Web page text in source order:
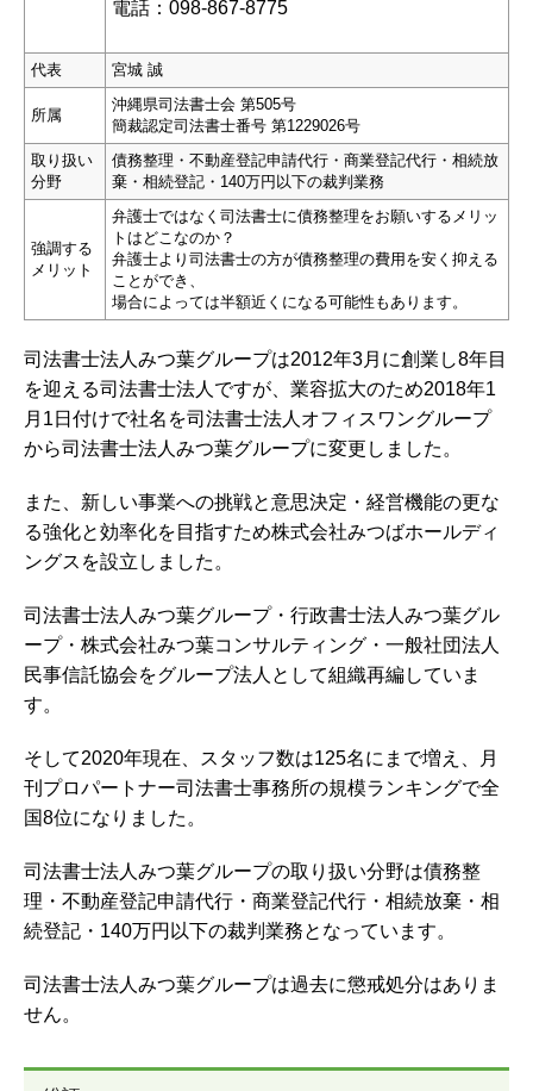
電話：098-867-8775
代表 宮城 誠
所属
沖縄県司法書士会 第505号
簡裁認定司法書士番号 第1229026号
取り扱い
分野
債務整理・不動産登記申請代行・商業登記代行・相続放
棄・相続登記・140万円以下の裁判業務
強調する
メリット
弁護士ではなく司法書士に債務整理をお願いするメリッ
トはどこなのか？
弁護士より司法書士の方が債務整理の費用を安く抑える
ことができ、
場合によっては半額近くになる可能性もあります。
司法書士法人みつ葉グループは2012年3月に創業し8年目
を迎える司法書士法人ですが、業容拡大のため2018年1
月1日付けで社名を司法書士法人オフィスワングループ
から司法書士法人みつ葉グループに変更しました。
また、新しい事業への挑戦と意思決定・経営機能の更な
る強化と効率化を目指すため株式会社みつばホールディ
ングスを設立しました。
司法書士法人みつ葉グループ・行政書士法人みつ葉グル
ープ・株式会社みつ葉コンサルティング・一般社団法人
民事信託協会をグループ法人として組織再編していま
す。
そして2020年現在、スタッフ数は125名にまで増え、月
刊プロパートナー司法書士事務所の規模ランキングで全
国8位になりました。
司法書士法人みつ葉グループの取り扱い分野は債務整
理・不動産登記申請代行・商業登記代行・相続放棄・相
続登記・140万円以下の裁判業務となっています。
司法書士法人みつ葉グループは過去に懲戒処分はありま
せん。